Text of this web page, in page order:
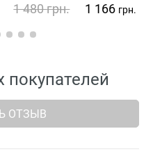
1 480грн. 1 166 грн.
ОТЗЫВ